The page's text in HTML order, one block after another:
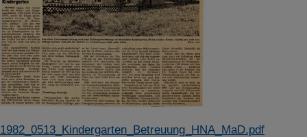
1982_0513_Kindergarten_Betreuung_HNA_MaD.pdf